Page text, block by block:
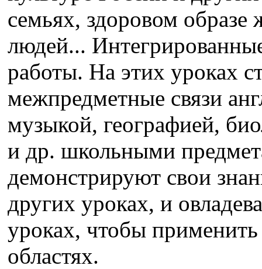
семьях, здоровом образе
людей...
работы. На этих уроках
межпредметные связи
музыкой, географией,
и др. школьными
демонстрируют свои
других уроках, и
уроках, чтобы
областях.